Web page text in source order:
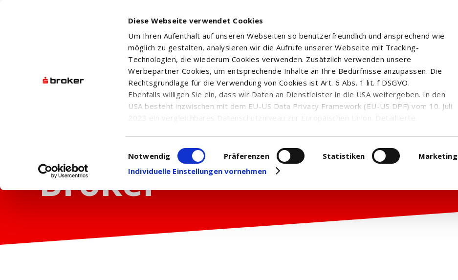
Diese Webseite verwendet Cookies
Um Ihren Aufenthalt auf unseren Webseiten so benutzerfreundlich und ansprechend wie
möglich zu gestalten, analysieren wir die Aufrufe unserer Webseite mit Tracking-
Technologien, die wiederum Cookies verwenden. Zusätzlich verwenden unsere
Werbepartner Cookies, um entsprechende Inhalte an Ihre Bedürfnisse anzupassen. Die
Rechtsgrundlage für die Verwendung von Cookies ist Art. 6 Abs. 1 lit. f DSGVO.
Ebenfalls willigen Sie ein, dass wir Daten an Dienstleister in die USA weitergeben. In den
USA besteht inzwischen mit dem EU-US Data Privacy Framework (EU-US DPF) vom 10. Juli
2023 ein vergleichbares Datenschutzniveau zur Europäischen Union. Detaillierte
in den USA, finden Sie auf unserer Seite zumDatenschutz. Dort können Sie Ihre
Einwilligung auch jederzeit widerrufen oder anpassen.
Einwilligungsauswahl
Notwendig Präferenzen Statistiken
Marketing
Individuelle Einstellungen vornehmen